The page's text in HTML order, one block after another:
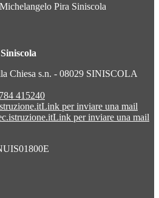
Pira Siniscola
Chiesa s.n. - 08029 SINISCOLA
415240
Link per inviare una mail
Link per inviare una mail